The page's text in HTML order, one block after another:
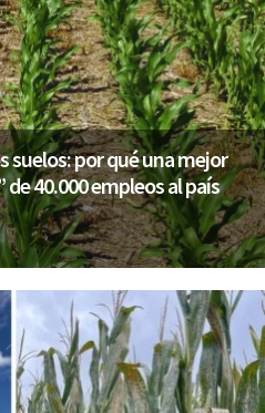
suelos: por qué una mejor
40.000 empleos al país